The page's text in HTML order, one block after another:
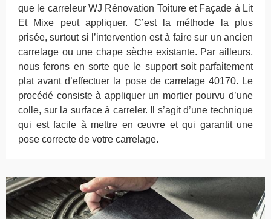
que le carreleur WJ Rénovation Toiture et Façade à Lit
Et Mixe peut appliquer. C’est la méthode la plus
prisée, surtout si l’intervention est à faire sur un ancien
carrelage ou une chape sèche existante. Par ailleurs,
nous ferons en sorte que le support soit parfaitement
plat avant d’effectuer la pose de carrelage 40170. Le
procédé consiste à appliquer un mortier pourvu d’une
colle, sur la surface à carreler. Il s’agit d’une technique
qui est facile à mettre en œuvre et qui garantit une
pose correcte de votre carrelage.